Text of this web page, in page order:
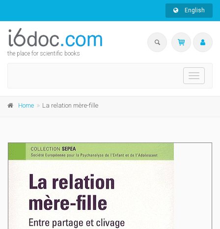
English
the place for scientific books
Toggle
Home La relation mère-fille